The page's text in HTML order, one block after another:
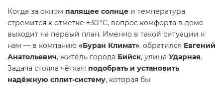
Когда за окном палящее солнце и температура
стремится к отметке +30 °C, вопрос комфорта в доме
выходит на первый план. Именно в такой ситуации к
нам — в компанию «Буран Климат», обратился Евгений
Анатольевич, житель города Бийск, улица Ударная.
Задача стояла чёткая: подобрать и установить
надёжную сплит-систему, которая бы